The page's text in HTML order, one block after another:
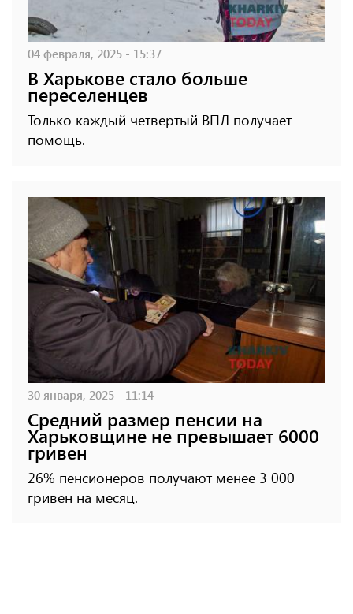
04 февраля, 2025 - 15:37
В Харькове стало больше
переселенцев
Только каждый четвертый ВПЛ получает
помощь.
30 января, 2025 - 11:14
Средний размер пенсии на
Харьковщине не превышает 6000
гривен
26% пенсионеров получают менее 3 000
гривен на месяц.